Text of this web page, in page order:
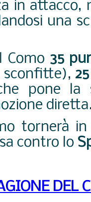
in attacco,
una
Como 35
sconfitte),
pone la
tornerà in
contro lo
DEL